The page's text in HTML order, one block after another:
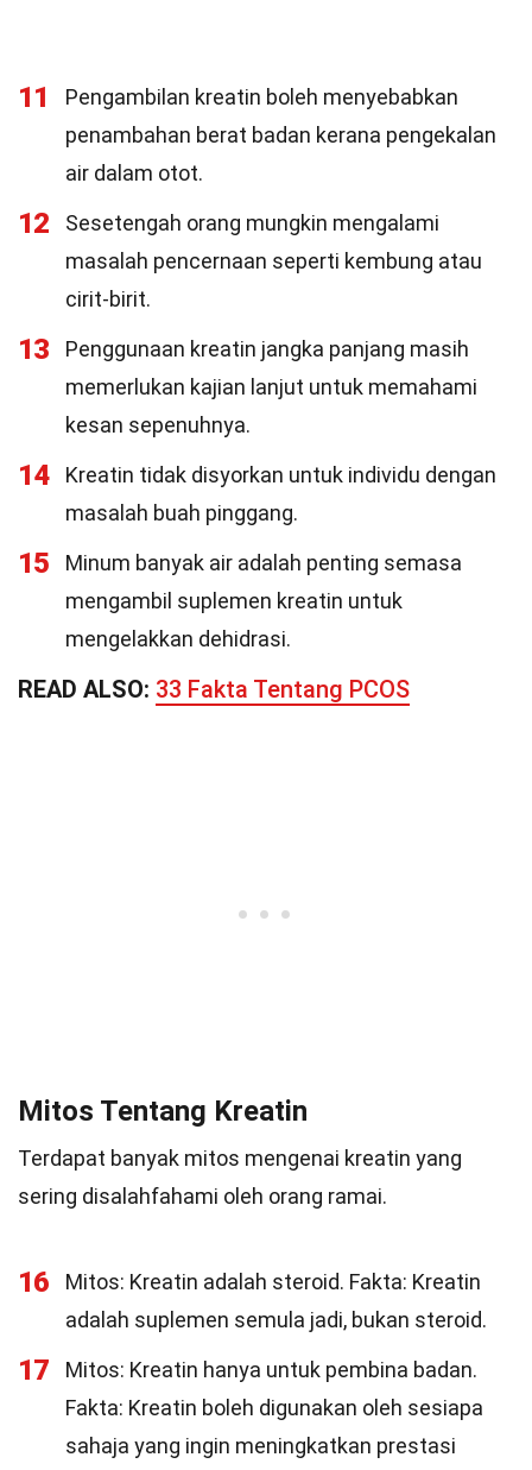
11
Pengambilan kreatin boleh menyebabkan
penambahan berat badan kerana pengekalan
air dalam otot.
12
Sesetengah orang mungkin mengalami
masalah pencernaan seperti kembung atau
cirit-birit.
13
Penggunaan kreatin jangka panjang masih
memerlukan kajian lanjut untuk memahami
kesan sepenuhnya.
14
Kreatin tidak disyorkan untuk individu dengan
masalah buah pinggang.
15
Minum banyak air adalah penting semasa
mengambil suplemen kreatin untuk
mengelakkan dehidrasi.
READ ALSO: 33 Fakta Tentang PCOS
Mitos Tentang Kreatin
Terdapat banyak mitos mengenai kreatin yang
sering disalahfahami oleh orang ramai.
16
Mitos: Kreatin adalah steroid. Fakta: Kreatin
adalah suplemen semula jadi, bukan steroid.
17
Mitos: Kreatin hanya untuk pembina badan.
Fakta: Kreatin boleh digunakan oleh sesiapa
sahaja yang ingin meningkatkan prestasi